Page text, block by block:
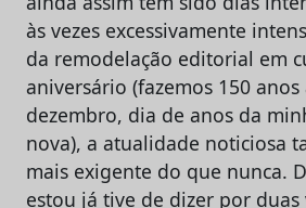
às vezes excessivamente
da remodelação editorial em
aniversário (fazemos 150 anos
dezembro, dia de anos da
nova), a atualidade noticiosa
mais exigente do que nunca.
estou já tive de dizer por duas